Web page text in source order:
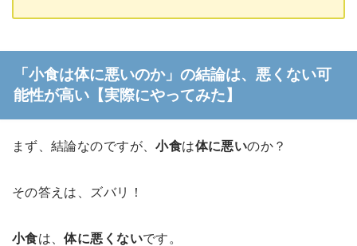
「小食は体に悪いのか」の結論は、悪くない可
能性が高い【実際にやってみた】
まず、結論なのですが、小食は体に悪いのか？
その答えは、ズバリ！
小食は、体に悪くないです。